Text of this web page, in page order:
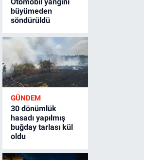
büyümeden
söndürüldü
GÜNDEM
30 dönümlük
hasadı yapılmış
buğday tarlası kül
oldu